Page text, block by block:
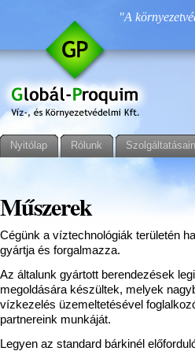
"A
Nyitólap Rólunk
Műszerek
Cégünk a víztechnológiák területén
gyártja és forgalmazza.
Az általunk gyártott berendezések
megoldására készültek, melyek
vízkezelés üzemeltetésével
partnereink munkáját.
Legyen az standard bárkinél